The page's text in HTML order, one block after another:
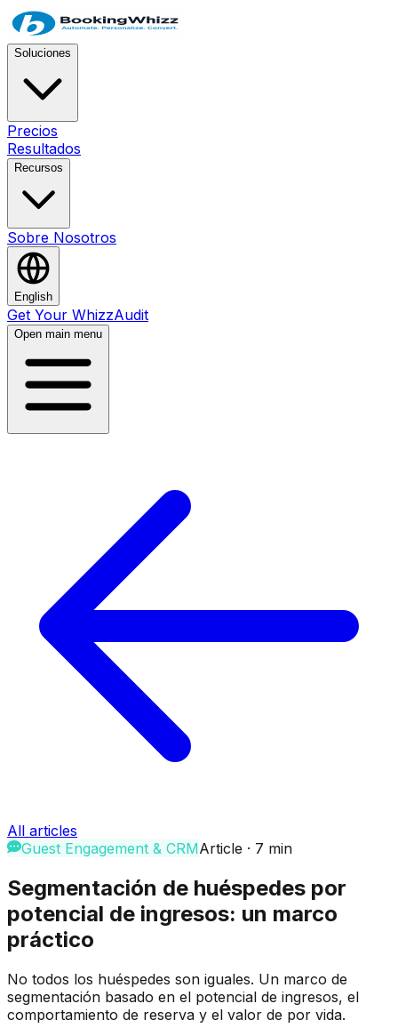
Soluciones
Precios
Resultados
Recursos
Sobre Nosotros
English
Get Your WhizzAudit
Open main menu
All articles
Guest Engagement & CRMArticle · 7 min
Segmentación de huéspedes por
potencial de ingresos: un marco
práctico
No todos los huéspedes son iguales. Un marco de
segmentación basado en el potencial de ingresos, el
comportamiento de reserva y el valor de por vida.